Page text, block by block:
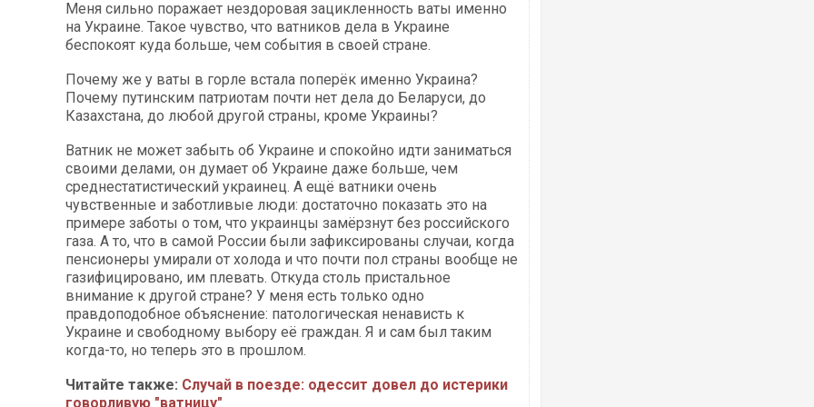
Меня сильно поражает нездоровая зацикленность ваты именно
на Украине. Такое чувство, что ватников дела в Украине
беспокоят куда больше, чем события в своей стране.
Почему же у ваты в горле встала поперёк именно Украина?
Почему путинским патриотам почти нет дела до Беларуси, до
Казахстана, до любой другой страны, кроме Украины?
Ватник не может забыть об Украине и спокойно идти заниматься
своими делами, он думает об Украине даже больше, чем
среднестатистический украинец. А ещё ватники очень
чувственные и заботливые люди: достаточно показать это на
примере заботы о том, что украинцы замёрзнут без российского
газа. А то, что в самой России были зафиксированы случаи, когда
пенсионеры умирали от холода и что почти пол страны вообще не
газифицировано, им плевать. Откуда столь пристальное
внимание к другой стране? У меня есть только одно
правдоподобное объяснение: патологическая ненависть к
Украине и свободному выбору её граждан. Я и сам был таким
когда-то, но теперь это в прошлом.
Читайте также: Случай в поезде: одессит довел до истерики
говорливую "ватницу"